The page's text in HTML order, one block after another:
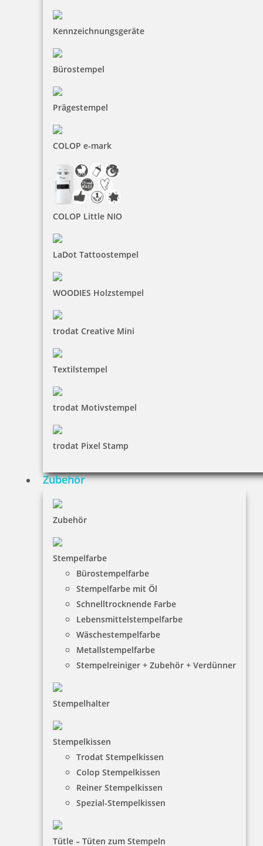
Kennzeichnungsgeräte
Bürostempel
Prägestempel
COLOP e-mark
COLOP Little NIO
LaDot Tattoostempel
WOODIES Holzstempel
trodat Creative Mini
Textilstempel
trodat Motivstempel
trodat Pixel Stamp
Zubehör
Zubehör
Stempelfarbe
Bürostempelfarbe
Stempelfarbe mit Öl
Schnelltrocknende Farbe
Lebensmittelstempelfarbe
Wäschestempelfarbe
Metallstempelfarbe
Stempelreiniger + Zubehör + Verdünner
Stempelhalter
Stempelkissen
Trodat Stempelkissen
Colop Stempelkissen
Reiner Stempelkissen
Spezial-Stempelkissen
Tütle – Tüten zum Stempeln
Jetzt gestalten
Colop Printer 60 Datumstempel mit Text 76x37 mm
68,65 €
Jetzt gestalten
Colop Printer 60 Datumstempel m. Doppeldatum 76x37 mm
66,10 €
inkl. 19 % Mwst.
Jetzt gestalten
Colop Printer 60 Datumstempel m. Datum hoch 76x37 mm
56,95 €
Jetzt gestalten
Colop Printer 60 Datumstempel m. Datum links 76x37 mm